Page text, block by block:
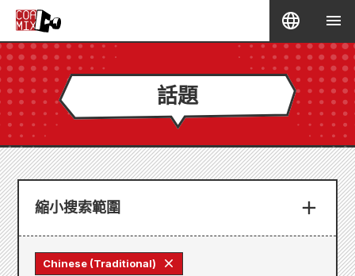
話題
縮小搜索範圍
Chinese (Traditional)